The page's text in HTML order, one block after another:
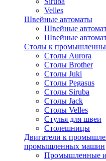
Velles
Швейные автоматы
Швейные
Швейные
Столы к
Столы Aurora
Столы Brother
Столы Juki
Столы Pegasus
Столы Siruba
Столы Jack
Столы Velles
Стулья для швеи
Столешницы
Двигатели к
промышленных машин
Промышленные